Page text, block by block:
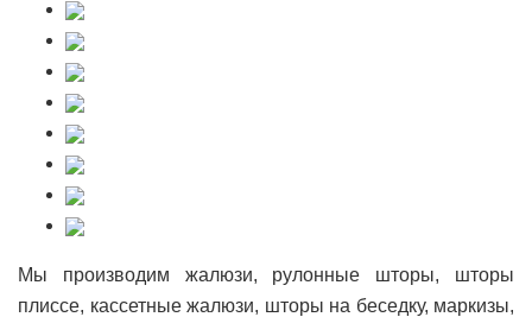
Мы производим жалюзи, рулонные шторы, шторы
плиссе, кассетные жалюзи, шторы на беседку, маркизы,